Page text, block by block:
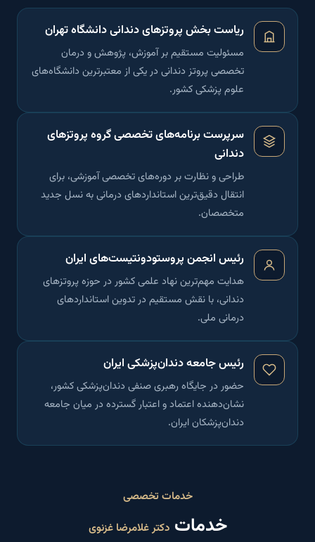
ریاست بخش پروتز‌های دندانی دانشگاه تهران
مسئولیت مستقیم بر آموزش، پژوهش و درمان
تخصصی پروتز دندانی در یکی از معتبرترین دانشگاه‌های
علوم پزشکی کشور.
سرپرست برنامه‌های تخصصی گروه پروتز‌های
دندانی
طراحی و نظارت بر دوره‌های تخصصی آموزشی، برای
انتقال دقیق‌ترین استانداردهای درمانی به نسل جدید
متخصصان.
رئیس انجمن پروستودونتیست‌های ایران
هدایت مهم‌ترین نهاد علمی کشور در حوزه پروتز‌های
دندانی، با نقش مستقیم در تدوین استانداردهای
درمانی ملی.
رئیس جامعه دندان‌پزشکی ایران
حضور در جایگاه رهبری صنفی دندان‌پزشکی کشور،
نشان‌دهنده اعتماد و اعتبار گسترده در میان جامعه
دندان‌پزشکان ایران.
خدمات تخصصی
خدمات دکتر غلامرضا غزنوی